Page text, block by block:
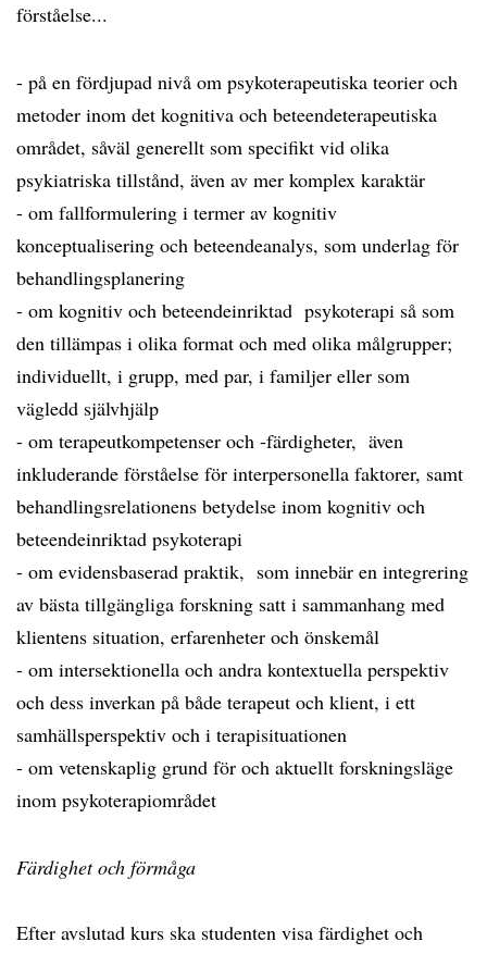
förståelse...
- på en fördjupad nivå om psykoterapeutiska teorier och
metoder inom det kognitiva och beteendeterapeutiska
området, såväl generellt som specifikt vid olika
psykiatriska tillstånd, även av mer komplex karaktär
- om fallformulering i termer av kognitiv
konceptualisering och beteendeanalys, som underlag för
behandlingsplanering
- om kognitiv och beteendeinriktad psykoterapi så som
den tillämpas i olika format och med olika målgrupper;
individuellt, i grupp, med par, i familjer eller som
vägledd självhjälp
- om terapeutkompetenser och -färdigheter, även
inkluderande förståelse för interpersonella faktorer, samt
behandlingsrelationens betydelse inom kognitiv och
beteendeinriktad psykoterapi
- om evidensbaserad praktik, som innebär en integrering
av bästa tillgängliga forskning satt i sammanhang med
klientens situation, erfarenheter och önskemål
- om intersektionella och andra kontextuella perspektiv
och dess inverkan på både terapeut och klient, i ett
samhällsperspektiv och i terapisituationen
- om vetenskaplig grund för och aktuellt forskningsläge
inom psykoterapiområdet
Färdighet och förmåga
Efter avslutad kurs ska studenten visa färdighet och